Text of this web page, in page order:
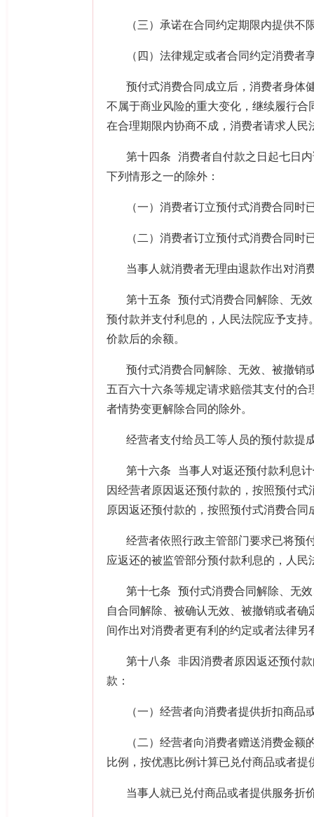
（三）承诺在合同约定期限内提供不
（四）法律规定或者合同约定消费
预付式消费合同成立后，消费者身体
不属于商业风险的重大变化，继续履行
在合理期限内协商不成，消费者请求人
第十四条 消费者自付款之日起七日
下列情形之一的除外：
（一）消费者订立预付式消费合同
（二）消费者订立预付式消费合同
当事人就消费者无理由退款作出对消
第十五条 预付式消费合同解除、无
预付款并支付利息的，人民法院应予支
价款后的余额。
预付式消费合同解除、无效、被撤销
五百六十六条等规定请求赔偿其支付的
者情势变更解除合同的除外。
经营者支付给员工等人员的预付款提
第十六条 当事人对返还预付款利息
因经营者原因返还预付款的，按照预付
原因返还预付款的，按照预付式消费合
经营者依照行政主管部门要求已将预
应返还的被监管部分预付款利息的，人民
第十七条 预付式消费合同解除、无
自合同解除、被确认无效、被撤销或者
间作出对消费者更有利的约定或者法律
第十八条 非因消费者原因返还预付
款：
（一）经营者向消费者提供折扣商
（二）经营者向消费者赠送消费金
比例，按优惠比例计算已兑付商品或者提
当事人就已兑付商品或者提供服务折